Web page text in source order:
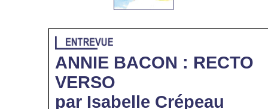
ANNIE BACON : RECTO
VERSO
par Isabelle Crépeau